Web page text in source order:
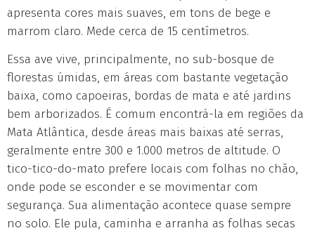
apresenta cores mais suaves, em tons de bege e
marrom claro. Mede cerca de 15 centímetros.
Essa ave vive, principalmente, no sub-bosque de
florestas úmidas, em áreas com bastante vegetação
baixa, como capoeiras, bordas de mata e até jardins
bem arborizados. É comum encontrá-la em regiões da
Mata Atlântica, desde áreas mais baixas até serras,
geralmente entre 300 e 1.000 metros de altitude. O
tico-tico-do-mato prefere locais com folhas no chão,
onde pode se esconder e se movimentar com
segurança. Sua alimentação acontece quase sempre
no solo. Ele pula, caminha e arranha as folhas secas